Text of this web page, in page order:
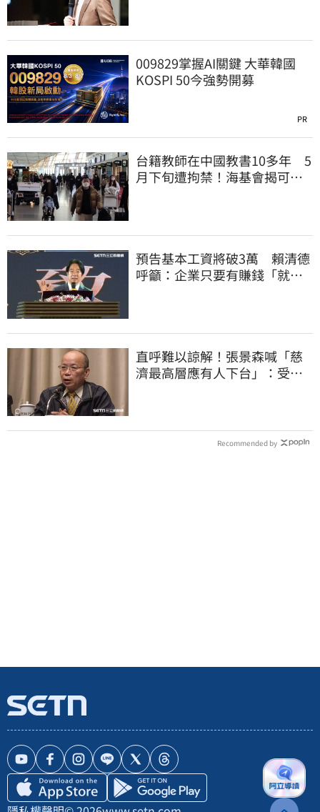
009829掌握AI關鍵 大華韓國
KOSPI 50今強勢開募
PR
台籍教師在中國教書10多年 5
月下旬遭拘禁！海基會揭可能
預告基本工資將破3萬 賴清德
呼籲：企業只要有賺錢「就該
直呼難以諒解！張景森喊「慈
濟最高層應有人下台」：受害
Recommended by